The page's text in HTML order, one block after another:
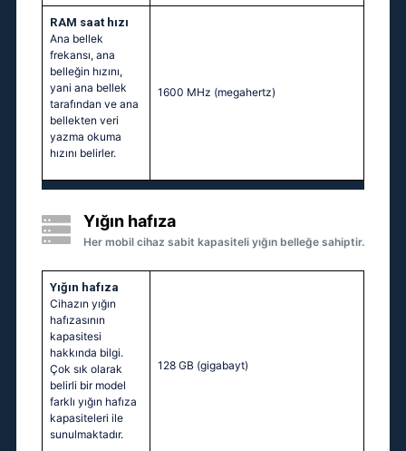
RAM saat hızı
Ana bellek
frekansı, ana
belleğin hızını,
yani ana bellek
tarafından ve ana
bellekten veri
yazma okuma
hızını belirler.
1600 MHz (megahertz)
Yığın hafıza
Her mobil cihaz sabit kapasiteli yığın belleğe sahiptir.
Yığın hafıza
Cihazın yığın
hafızasının
kapasitesi
hakkında bilgi.
Çok sık olarak
belirli bir model
farklı yığın hafıza
kapasiteleri ile
sunulmaktadır.
128 GB (gigabayt)